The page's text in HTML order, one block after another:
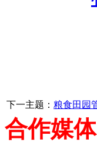
下一主题： 粮食田园
合作媒体